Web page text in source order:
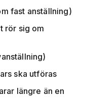
fast anställning)
rör sig om
ska utföras
längre än en